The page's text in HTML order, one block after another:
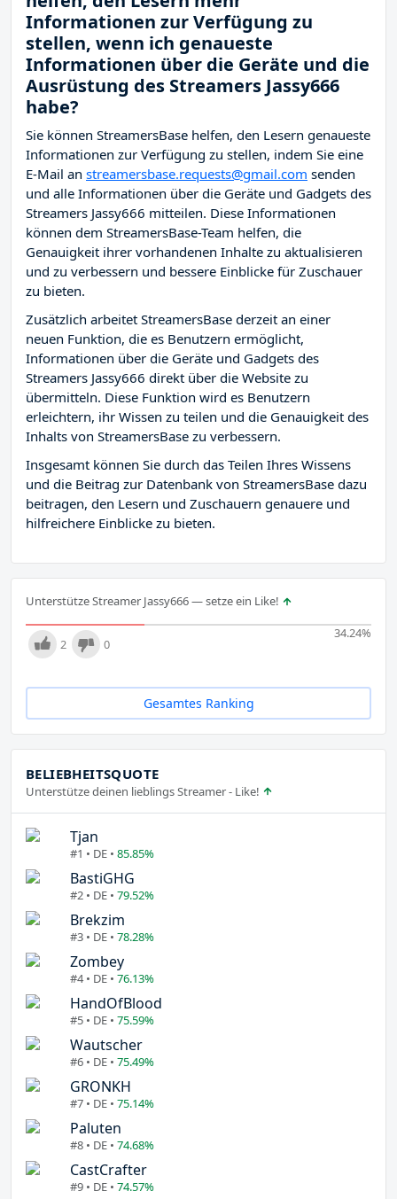
Informationen zur Verfügung zu
stellen, wenn ich genaueste
Informationen über die Geräte und die
Ausrüstung des Streamers Jassy666
habe?
Sie können StreamersBase helfen, den Lesern genaueste
Informationen zur Verfügung zu stellen, indem Sie eine
E-Mail an streamersbase.requests@gmail.com senden
und alle Informationen über die Geräte und Gadgets des
Streamers Jassy666 mitteilen. Diese Informationen
können dem StreamersBase-Team helfen, die
Genauigkeit ihrer vorhandenen Inhalte zu aktualisieren
und zu verbessern und bessere Einblicke für Zuschauer
zu bieten.
Zusätzlich arbeitet StreamersBase derzeit an einer
neuen Funktion, die es Benutzern ermöglicht,
Informationen über die Geräte und Gadgets des
Streamers Jassy666 direkt über die Website zu
übermitteln. Diese Funktion wird es Benutzern
erleichtern, ihr Wissen zu teilen und die Genauigkeit des
Inhalts von StreamersBase zu verbessern.
Insgesamt können Sie durch das Teilen Ihres Wissens
und die Beitrag zur Datenbank von StreamersBase dazu
beitragen, den Lesern und Zuschauern genauere und
hilfreichere Einblicke zu bieten.
Unterstütze Streamer Jassy666 — setze ein Like!
34.24%
2 0
Gesamtes Ranking
BELIEBHEITSQUOTE
Unterstütze deinen lieblings Streamer - Like!
Tjan
#1 • DE • 85.85%
BastiGHG
#2 • DE • 79.52%
Brekzim
#3 • DE • 78.28%
Zombey
#4 • DE • 76.13%
HandOfBlood
#5 • DE • 75.59%
Wautscher
#6 • DE • 75.49%
GRONKH
#7 • DE • 75.14%
Paluten
#8 • DE • 74.68%
CastCrafter
#9 • DE • 74.57%